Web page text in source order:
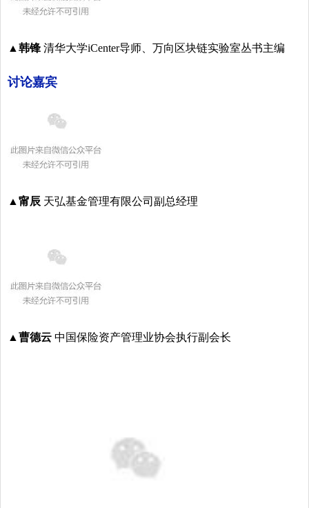
▲韩锋 清华大学iCenter导师、万向区块链实验室丛书主编
讨论嘉宾
▲甯辰 天弘基金管理有限公司副总经理
▲曹德云 中国保险资产管理业协会执行副会长